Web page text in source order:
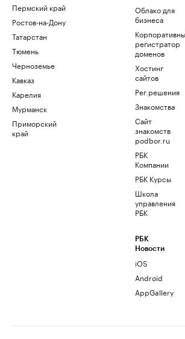
Пермский край
Ростов-на-Дону
Татарстан
Тюмень
Черноземье
Кавказ
Карелия
Мурманск
Приморский
край
Облако для
бизнеса
регистратор
доменов
Хостинг
сайтов
Рег.решения
Знакомства
Сайт
знакомств
podbor.ru
РБК
Компании
РБК Курсы
Школа
управления
РБК
РБК
Новости
iOS
Android
AppGallery